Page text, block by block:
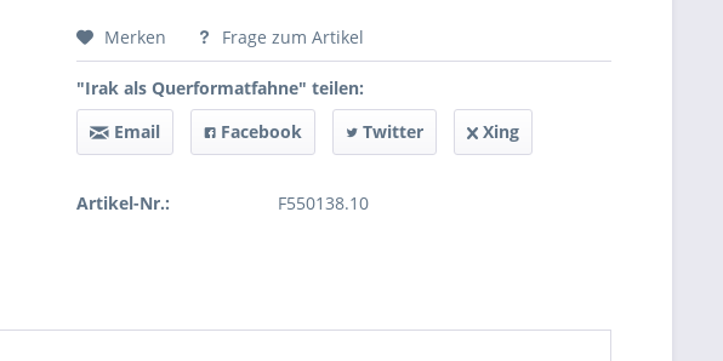
Preis anfragen
Merken Frage zum Artikel
"Irak als Querformatfahne" teilen:
Email
Facebook Twitter Xing
Artikel-Nr.: F550138.10